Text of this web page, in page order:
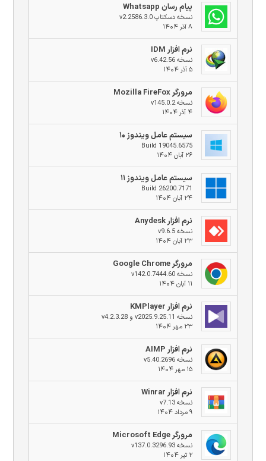
پیام رسان Whatsapp
نسخه دسکتاپ v2.2586.3.0
۸ آذر ۱۴۰۴
نرم افزار IDM
نسخه v6.42.56
۵ آذر ۱۴۰۴
مرورگر Mozilla FireFox
نسخه v145.0.2
۴ آذر ۱۴۰۴
سیستم عامل ویندوز ۱۰
Build 19045.6575
۲۶ آبان ۱۴۰۴
سیستم عامل ویندوز ۱۱
Build 26200.7171
۲۴ آبان ۱۴۰۴
نرم افزار Anydesk
نسخه v9.6.5
۲۳ آبان ۱۴۰۴
مرورگر Google Chrome
نسخه v142.0.7444.60
۱۱ آبان ۱۴۰۴
نرم افزار KMPlayer
نسخه v2025.9.25.11 و v4.2.3.28
۲۳ مهر ۱۴۰۴
نرم افزار AIMP
نسخه v5.40.2696
۱۵ مهر ۱۴۰۴
نرم افزار Winrar
نسخه v7.13
۹ مرداد ۱۴۰۴
مرورگر Microsoft Edge
نسخه v137.0.3296.93
۲ تیر ۱۴۰۴